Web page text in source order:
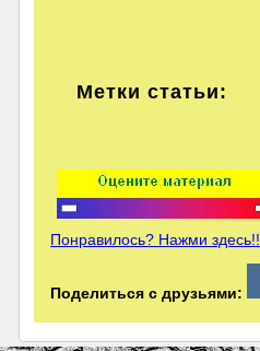
Метки статьи:
Понравилось? Нажми здесь!!
Поделиться с друзьями: